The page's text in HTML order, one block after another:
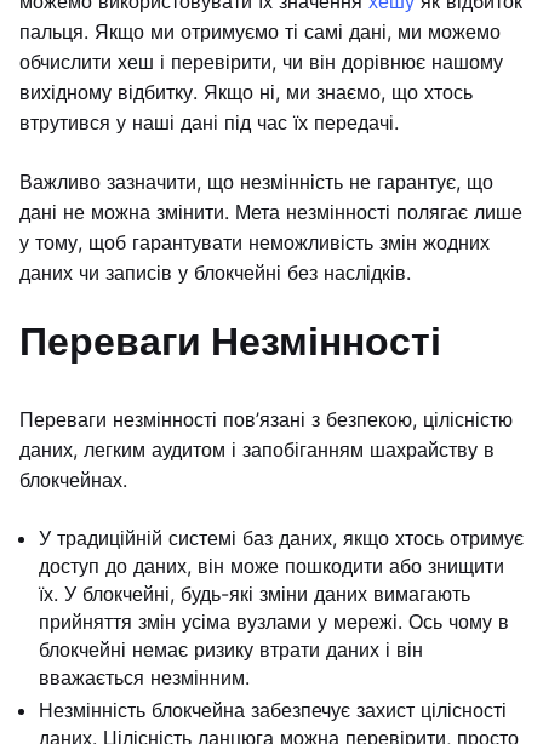
пальця. Якщо ми отримуємо ті самі дані, ми можемо
обчислити хеш і перевірити, чи він дорівнює нашому
вихідному відбитку. Якщо ні, ми знаємо, що хтось
втрутився у наші дані під час їх передачі.
Важливо зазначити, що незмінність не гарантує, що
дані не можна змінити. Мета незмінності полягає лише
у тому, щоб гарантувати неможливість змін жодних
даних чи записів у блокчейні без наслідків.
Переваги Незмінності
Переваги незмінності пов’язані з безпекою, цілісністю
даних, легким аудитом і запобіганням шахрайству в
блокчейнах.
У традиційній системі баз даних, якщо хтось отримує
доступ до даних, він може пошкодити або знищити
їх. У блокчейні, будь-які зміни даних вимагають
прийняття змін усіма вузлами у мережі. Ось чому в
блокчейні немає ризику втрати даних і він
вважається незмінним.
Незмінність блокчейна забезпечує захист цілісності
даних. Цілісність ланцюга можна перевірити, просто